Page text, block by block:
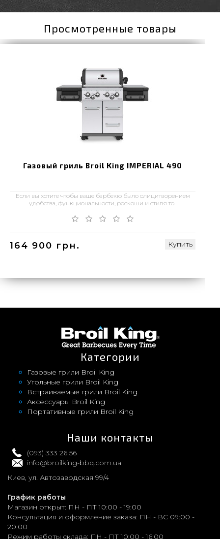
Просмотренные товары
Газовый гриль Broil King IMPERIAL 490
Если вы хотите чтобы ваше барбекю было олицитворением
удобства, функциональности, роскоши и стиля то..
164 900 грн. Купить
Категории
Газовые грили Broil King
Угольные грили Broil King
Встраиваемые грили Broil King
Аксессуары Broil King
Портативные грили Broil King
Наши контакты
(093) 333 26 56
info@broilking-bbq.com.ua
Киев, ул. Автозаводская 99/4
График работы
Магазин открыт: ПН - ПТ 10:00 - 19:00
Консультация и оформление заказа: ПН - ВС 09:00 -
20:00
Режим работы склада: ПН - ПТ 10:00 - 16:00